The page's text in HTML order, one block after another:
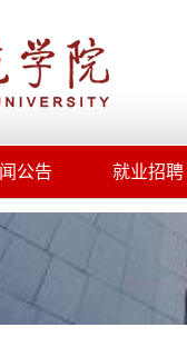
公告 就业招聘